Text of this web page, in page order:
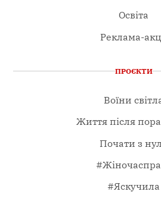
Освіта
Реклама-
ПРОЄКТИ
Воїни
Життя після
Почати з
#Яскучила